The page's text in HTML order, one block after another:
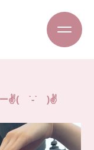
ー✌( ˙-˙ )✌